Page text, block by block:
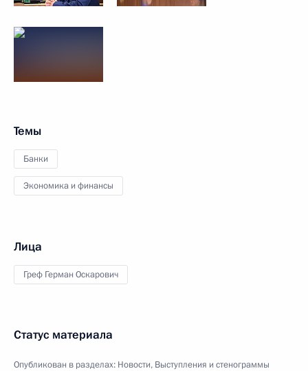
Темы
Банки
Экономика и финансы
Лица
Греф Герман Оскарович
Статус материала
Опубликован в разделах: Новости, Выступления и стенограммы